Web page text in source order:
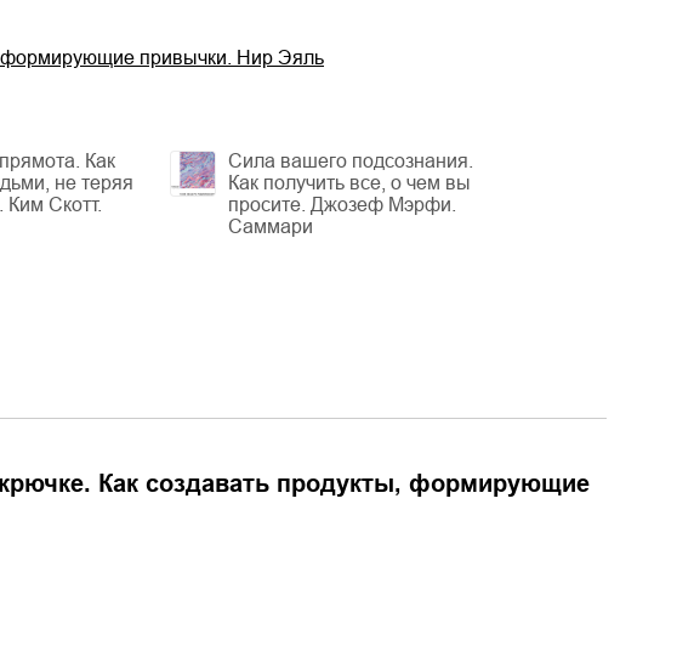
формирующие привычки. Нир Эяль
Как
не теряя
Ким Скотт.
Сила вашего подсознания.
Как получить все, о чем вы
просите. Джозеф Мэрфи.
Саммари
Как создавать продукты, формирующие